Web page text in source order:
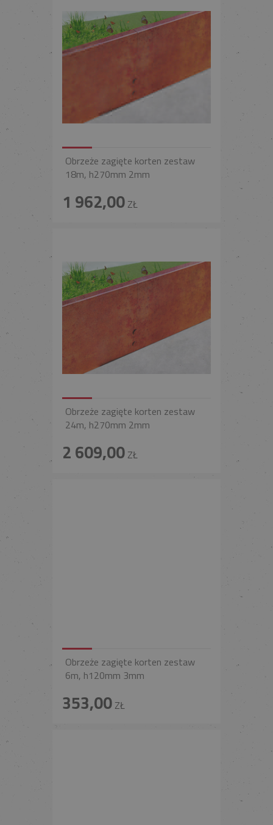
Obrzeże zagięte korten zestaw
18m, h270mm 2mm
1 962,00ZŁ
Obrzeże zagięte korten zestaw
24m, h270mm 2mm
2 609,00ZŁ
Obrzeże zagięte korten zestaw
6m, h120mm 3mm
353,00ZŁ